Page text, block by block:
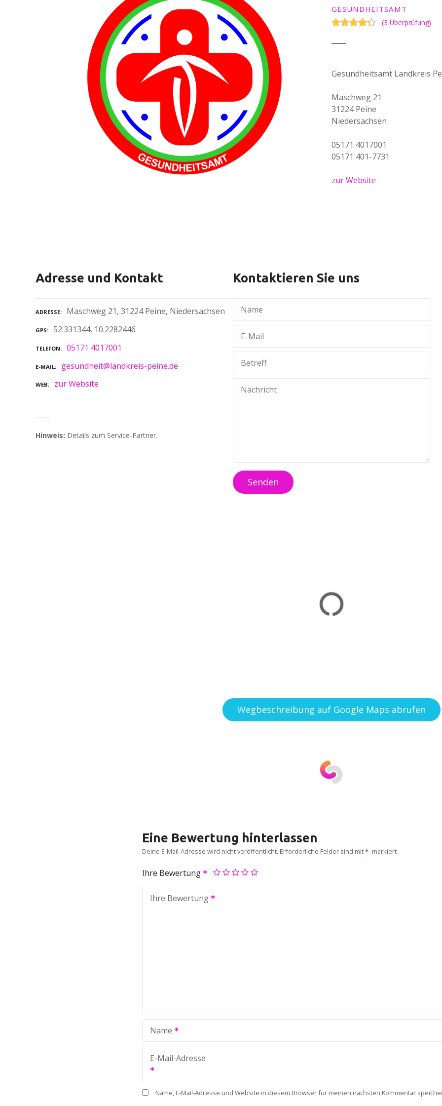
GESUNDHEITSAMT
(3 Überprüfung)
Gesundheitsamt Landkreis
Maschweg 21
31224 Peine
Niedersachsen
05171 4017001
05171 401-7731
zur Website
Adresse und Kontakt
ADRESSE Maschweg 21, 31224 Peine, Niedersachsen
GPS 52.331344, 10.2282446
TELEFON 05171 4017001
E-MAIL gesundheit@landkreis-peine.de
WEB zur Website
Hinweis: Details zum Service-Partner.
Kontaktieren Sie uns
Senden
Wegbeschreibung auf Google Maps abrufen
Eine Bewertung hinterlassen
Deine E-Mail-Adresse wird nicht veröffentlicht. Erforderliche Felder sind mit markiert
Ihre Bewertung
Ihre Bewertung
Name
E-Mail-Adresse
Name, E-Mail-Adresse und Website in diesem Browser für meinen nächsten Kommentar